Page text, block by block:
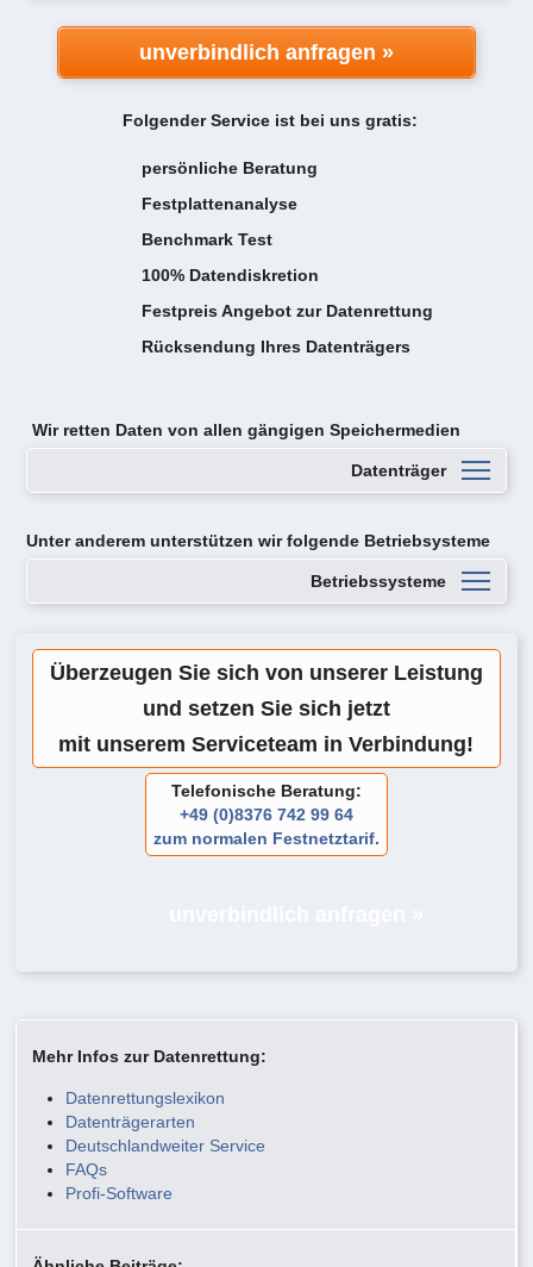
unverbindlich anfragen »
Folgender Service ist bei uns gratis:
persönliche Beratung
Festplattenanalyse
Benchmark Test
100% Datendiskretion
Festpreis Angebot zur Datenrettung
Rücksendung Ihres Datenträgers
Wir retten Daten vonallen gängigen Speichermedien
Datenträger
Unter anderem unterstützen wir folgende Betriebsysteme
Betriebssysteme
Überzeugen Sie sich von unserer Leistung
und setzen Sie sich jetzt
mit unserem Serviceteam in Verbindung!
Telefonische Beratung:
+49 (0)8376 742 99 64
zum normalen Festnetztarif.
Mehr Infos zur Datenrettung:
Datenrettungslexikon
Datenträgerarten
Deutschlandweiter Service
FAQs
Profi-Software